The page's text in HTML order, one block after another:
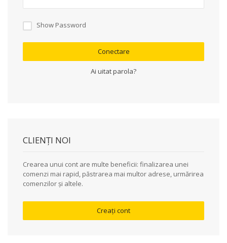
Show Password
Conectare
Ai uitat parola?
CLIENȚI NOI
Crearea unui cont are multe beneficii: finalizarea unei
comenzi mai rapid, păstrarea mai multor adrese, urmărirea
comenzilor și altele.
Creați cont